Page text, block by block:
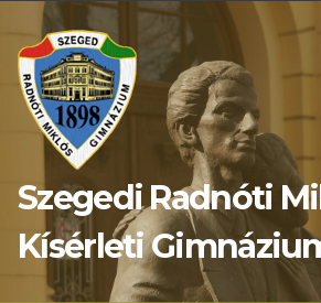
content
Szegedi Radnóti
Kísérleti